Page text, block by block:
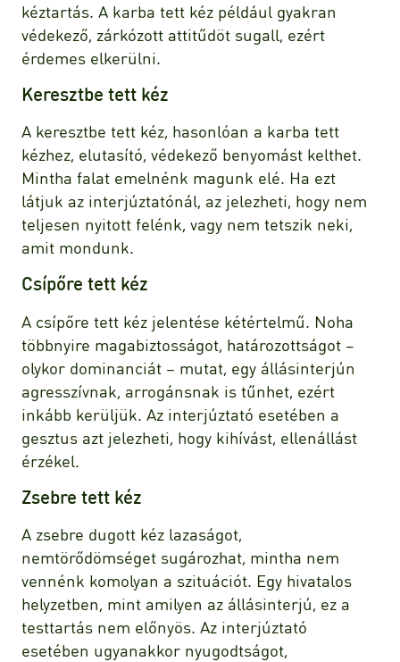
kéztartás. A karba tett kéz például gyakran
védekező, zárkózott attitűdöt sugall, ezért
érdemes elkerülni.
Keresztbe tett kéz
A keresztbe tett kéz, hasonlóan a karba tett
kézhez, elutasító, védekező benyomást kelthet.
Mintha falat emelnénk magunk elé. Ha ezt
látjuk az interjúztatónál, az jelezheti, hogy nem
teljesen nyitott felénk, vagy nem tetszik neki,
amit mondunk.
Csípőre tett kéz
A csípőre tett kéz jelentése kétértelmű. Noha
többnyire magabiztosságot, határozottságot –
olykor dominanciát – mutat, egy állásinterjún
agresszívnak, arrogánsnak is tűnhet, ezért
inkább kerüljük. Az interjúztató esetében a
gesztus azt jelezheti, hogy kihívást, ellenállást
érzékel.
Zsebre tett kéz
A zsebre dugott kéz lazaságot,
nemtörődömséget sugározhat, mintha nem
vennénk komolyan a szituációt. Egy hivatalos
helyzetben, mint amilyen az állásinterjú, ez a
testtartás nem előnyös. Az interjúztató
esetében ugyanakkor nyugodtságot,